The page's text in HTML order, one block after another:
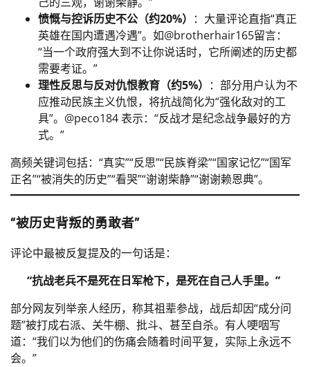
愤慨与控诉历史不公（约20%） ：大量评论直指“真正
英雄在国内遭遇冷遇”。如@brotherhair165留言：
“当一个政府强大到不让你说话时，它所阐述的历史都
需要考证。”
理性反思与反对仇恨教育（约5%） ：部分用户认为不
应推动民族主义仇恨，将抗战简化为“强化敌对的工
具”。@peco184 表示：“反战才是纪念战争最好的方
式。”
高频关键词包括：“真实”“反思”“民族脊梁”“国家记忆”“国军
正名”“被消失的历史”“看哭”“谢谢柴静”“谢谢赖恩典”。
“被历史背叛的勇敢者”
评论中最被反复提及的一句话是：
“抗战老兵不是死在日军枪下，是死在自己人手里。”
部分网友列举亲人经历，称其祖辈参战，战后却因“成分问
题”被打成右派、关牛棚、批斗、甚至自杀。有人哽咽写
道：“我们以为他们的伤痛会随着时间平复，实际上永远不
会。”